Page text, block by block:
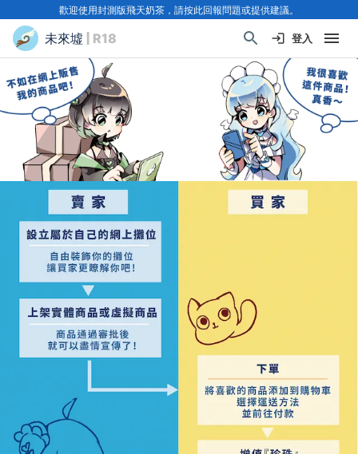
歡迎使用封測版飛天奶茶，請按此回報問題或提供建議。
未來墟 | R18 登入